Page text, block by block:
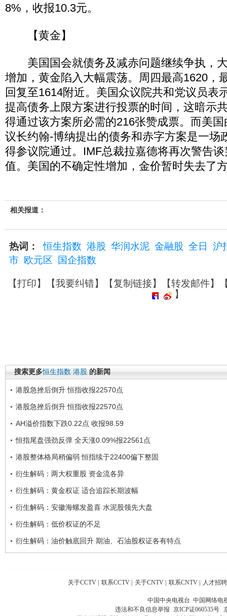
8%，收报10.3元。
【黄金】
美国国会就债务及减赤问题继续争执，
增加，黄金陷入大幅震荡。周四最高1620，
回复至1614附近。美国众议院共和党议员表
提高债务上限方案进行投票的时间，这暗示
得通过该方案所必需的216张赞成票。而美
议长约翰-博纳提出的债务和赤字方案是一场
得参议院通过。IMF总裁拉嘉德将再次警告
值。美国的不确定性增加，金价暂时失去了
相关报道：
热词： 恒生指数 港股 华润水泥 金融股 全日
沪
市 欧元区 国企指数
【打印】【我要纠错】【复制链接】【转发邮件】
】
搜索更多恒生指数 港股 的新闻
港股急挫后倒升 恒指收报22570点
港股急挫后倒升 恒指收报22570点
AH溢价指数下跌0.22点 收报98.59
恒指尾盘强劲反弹 全天涨0.09%报22561点
港股整体格局稍偏弱 恒指续于22400偏下整固
衍生解码：两大权重股 资金流各异
衍生解码：黄金权证 适合追踪长期波幅
衍生解码：安徽海螺发盈喜 水泥股领先大盘
衍生解码：低价权证的不足
衍生解码：油价触底回升 期油、石油股权证各有特点
关于CCTV | 联系CCTV | 关于CNTV | 联系CNTV | 人才招聘
中国中央电视台 中国网络电
违法和不良信息举报 京ICP证060535号